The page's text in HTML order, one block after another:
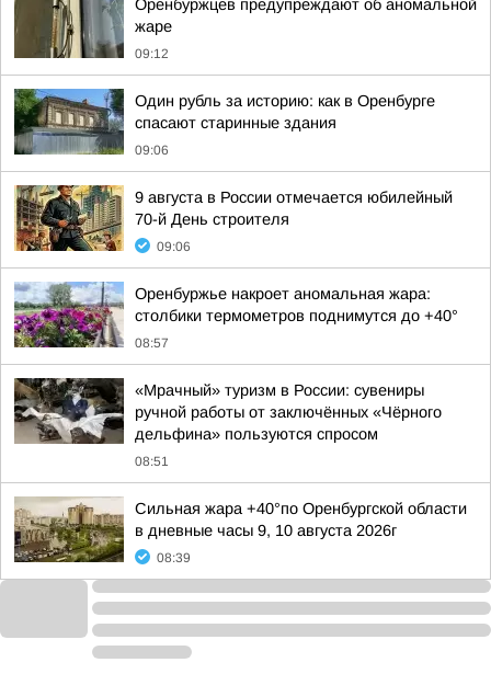
Оренбуржцев предупреждают об аномальной
жаре
09:12
Один рубль за историю: как в Оренбурге
спасают старинные здания
09:06
9 августа в России отмечается юбилейный
70-й День строителя
09:06
Оренбуржье накроет аномальная жара:
столбики термометров поднимутся до +40°
08:57
«Мрачный» туризм в России: сувениры
ручной работы от заключённых «Чёрного
дельфина» пользуются спросом
08:51
Сильная жара +40°по Оренбургской области
в дневные часы 9, 10 августа 2026г
08:39